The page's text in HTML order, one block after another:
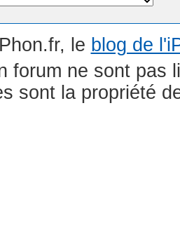
le blog de
forum ne sont pas
sont la propriété